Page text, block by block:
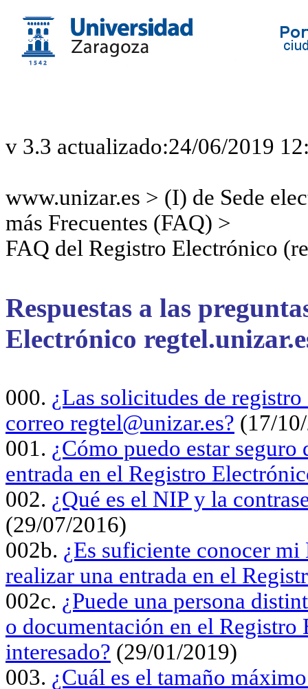
v 3.3 actualizado:24/06/2019
www.unizar.es > (I) de Sede
más Frecuentes (FAQ) >
FAQ del Registro Electrónico
Respuestas a las
Electrónico
000. ¿Las solicitudes de
correo regtel@unizar.es? (17/
001. ¿Cómo puedo estar
entrada en el Registro
002. ¿Qué es el NIP y la
(29/07/2016)
002b. ¿Es suficiente conocer
realizar una entrada en el
002c. ¿Puede una persona
o documentación en el Registro
interesado? (29/01/2019)
003. ¿Cuál es el tamaño